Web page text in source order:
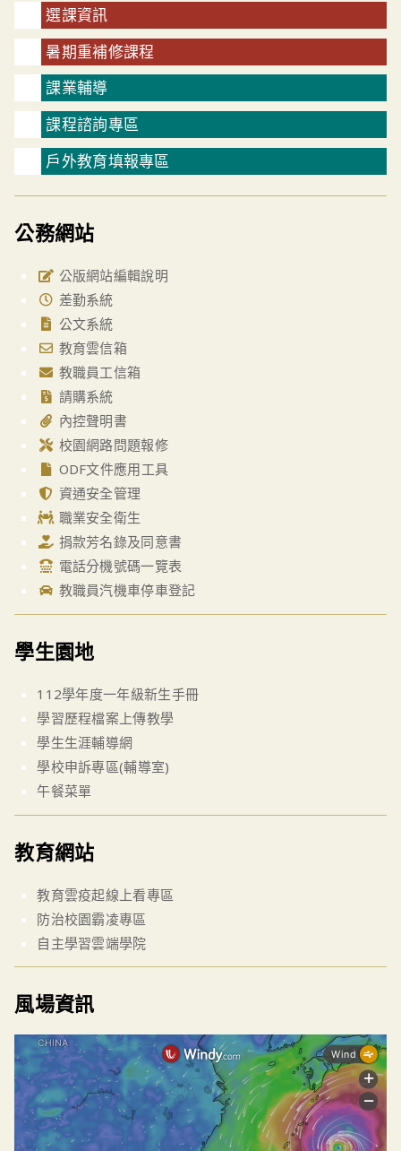
選課資訊
暑期重補修課程
課業輔導
課程諮詢專區
戶外教育填報專區
公務網站
公版網站編輯說明
差勤系統
公文系統
教育雲信箱
教職員工信箱
請購系統
內控聲明書
校園網路問題報修
ODF文件應用工具
資通安全管理
職業安全衛生
捐款芳名錄及同意書
電話分機號碼一覽表
教職員汽機車停車登記
學生園地
112學年度一年級新生手冊
學習歷程檔案上傳教學
學生生涯輔導網
學校申訴專區(輔導室)
午餐菜單
教育網站
教育雲疫起線上看專區
防治校園霸凌專區
自主學習雲端學院
風場資訊